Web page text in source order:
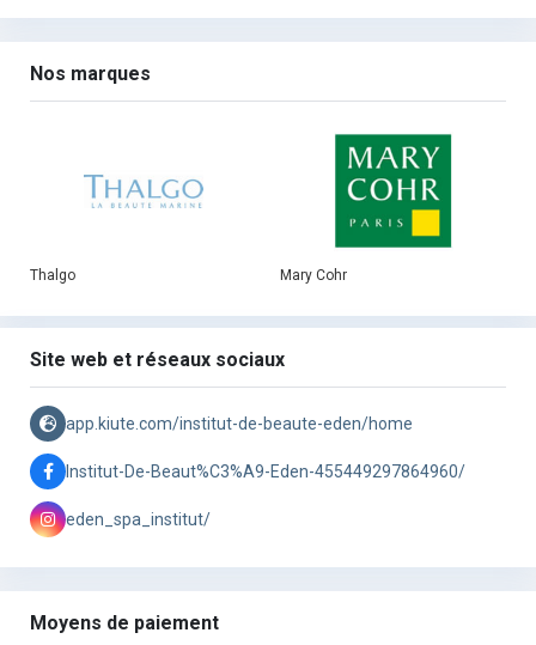
Nos marques
Thalgo Mary Cohr
Site web et réseaux sociaux
app.kiute.com/institut-de-beaute-eden/home
Institut-De-Beaut%C3%A9-Eden-455449297864960/
eden_spa_institut/
Moyens de paiement